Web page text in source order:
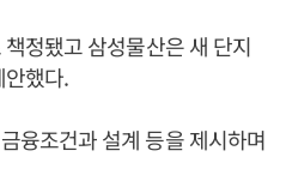
정됐고 삼성물산은 새 단지
안했다.
융조건과 설계 등을 제시하며